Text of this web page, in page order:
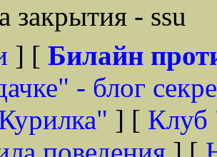
закрытия - ssu
] [ Билайн
- блог
] [ Клуб